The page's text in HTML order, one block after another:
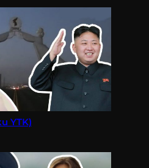
YTK)